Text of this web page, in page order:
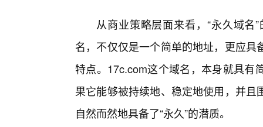
从商业策略层面来看，“永久域名
名，不仅仅是一个简单的地址，更应
特点。17c.com这个域名，本身就具有
果它能够被持续地、稳定地使用，并
自然而然地具备了“永久”的潜质。